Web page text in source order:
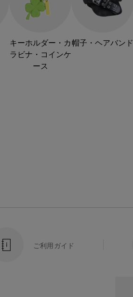
キーホルダー・カ
ラビナ・コインケ
ース
帽子・ヘアバンド
ご利用ガイド